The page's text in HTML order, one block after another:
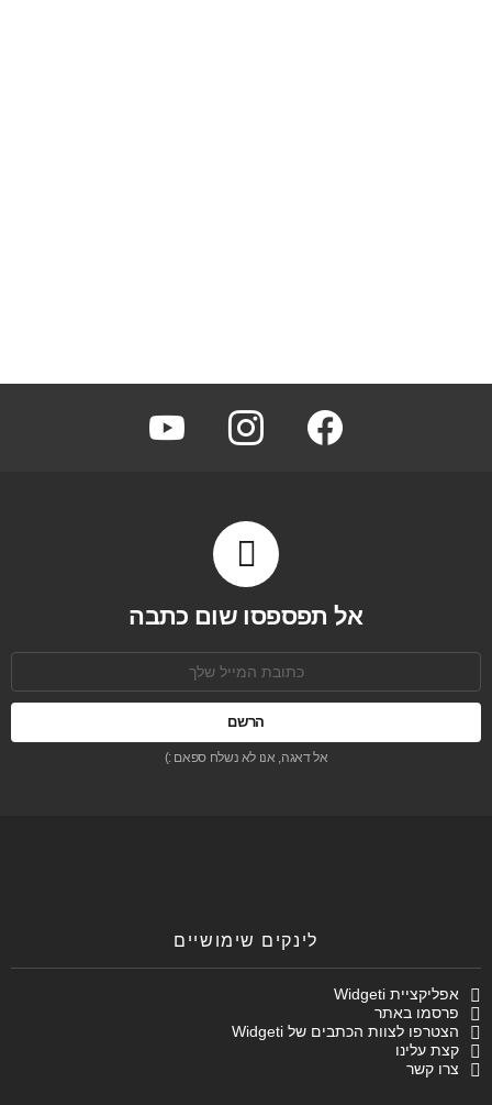
facebook
instagram
אל תפספסו שום כתבה
אל דאגה, אנו לא נשלח ספאם :)
לינקים שימושיים
אפליקציית Widgeti
פרסמו באתר
הצטרפו לצוות הכתבים של Widgeti
קצת עלינו
צרו קשר